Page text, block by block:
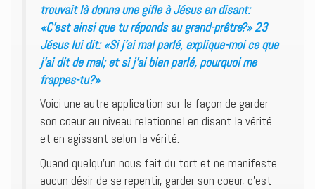
trouvait là donna une gifle à Jésus en disant:
«C’est ainsi que tu réponds au grand-prêtre?» 23
Jésus lui dit: «Si j’ai mal parlé, explique-moi ce que
j’ai dit de mal; et si j’ai bien parlé, pourquoi me
frappes-tu?»
Voici une autre application sur la façon de garder
son coeur au niveau relationnel en disant la vérité
et en agissant selon la vérité.
Quand quelqu’un nous fait du tort et ne manifeste
aucun désir de se repentir, garder son coeur, c’est